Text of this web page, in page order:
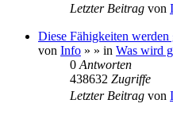
Letzter Beitrag von
Diese Fähigkeiten
von Info » » in Was wird
0 Antworten
438632 Zugriffe
Letzter Beitrag von